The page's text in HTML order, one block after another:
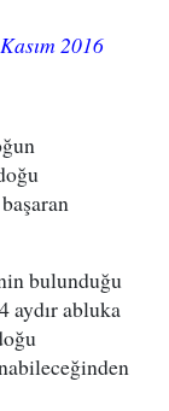
2016
bulunduğu
aydır abluka